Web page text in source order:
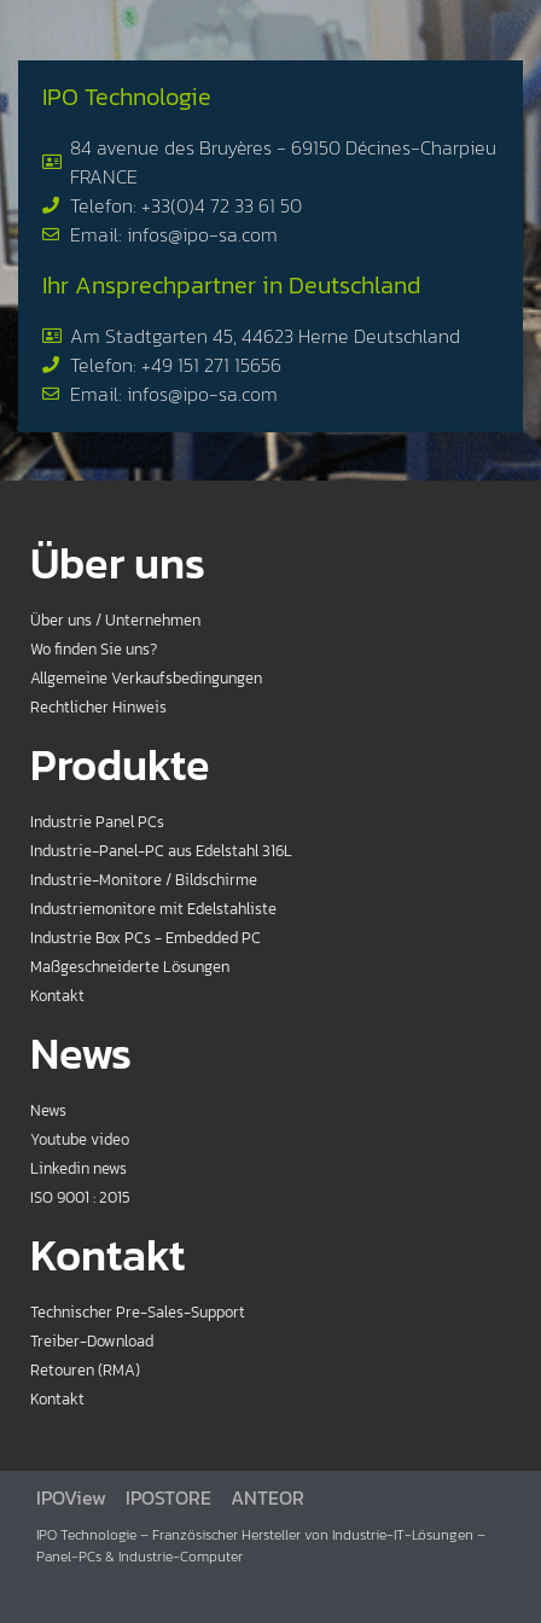
IPO Technologie
84 avenue des Bruyères - 69150 Décines-Charpieu
FRANCE
Telefon: +33(0)4 72 33 61 50
Email: infos@ipo-sa.com
Ihr Ansprechpartner in Deutschland
Am Stadtgarten 45, 44623 Herne Deutschland
Telefon: +49 151 271 15656
Email: infos@ipo-sa.com
Über uns
Über uns / Unternehmen
Wo finden Sie uns?
Allgemeine Verkaufsbedingungen
Rechtlicher Hinweis
Produkte
Industrie Panel PCs
Industrie-Panel-PC aus Edelstahl 316L
Industrie-Monitore / Bildschirme
Industriemonitore mit Edelstahliste
Industrie Box PCs - Embedded PC
Maßgeschneiderte Lösungen
Kontakt
News
News
Youtube video
Linkedin news
ISO 9001 : 2015
Kontakt
Technischer Pre-Sales-Support
Treiber-Download
Retouren (RMA)
Kontakt
IPOView IPOSTORE ANTEOR
IPO Technologie – Französischer Hersteller von Industrie-IT-Lösungen –
Panel-PCs & Industrie-Computer